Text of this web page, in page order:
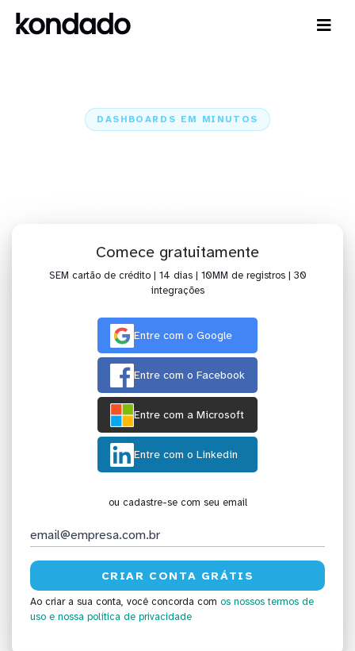
DASHBOARDS EM MINUTOS
Comece gratuitamente
SEM cartão de crédito | 14 dias | 10MM de registros | 30
integrações
Entre com o Google
Entre com o Facebook
Entre com a Microsoft
Entre com o Linkedin
ou cadastre-se com seu email
Ao criar a sua conta, você concorda com os nossos termos de
uso e nossa política de privacidade